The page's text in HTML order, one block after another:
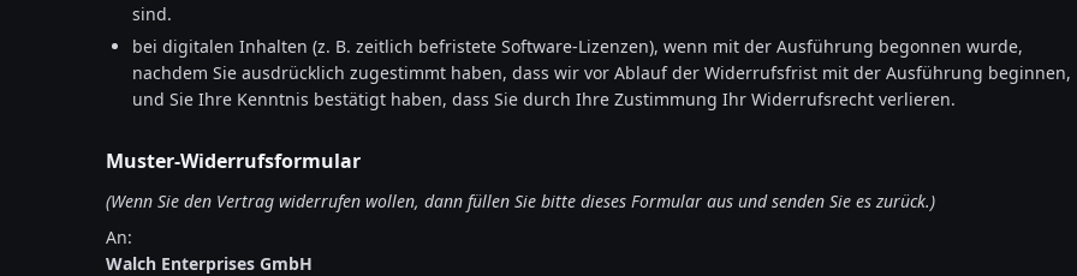
sind.
bei digitalen Inhalten (z. B. zeitlich befristete Software-Lizenzen), wenn mit der Ausführung begonnen wurde,
nachdem Sie ausdrücklich zugestimmt haben, dass wir vor Ablauf der Widerrufsfrist mit der Ausführung beginnen,
und Sie Ihre Kenntnis bestätigt haben, dass Sie durch Ihre Zustimmung Ihr Widerrufsrecht verlieren.
Muster-Widerrufsformular
(Wenn Sie den Vertrag widerrufen wollen, dann füllen Sie bitte dieses Formular aus und senden Sie es zurück.)
An:
Walch Enterprises GmbH